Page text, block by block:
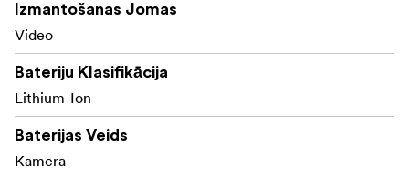
Izmantošanas Jomas
Video
Bateriju Klasifikācija
Lithium-Ion
Baterijas Veids
Kamera